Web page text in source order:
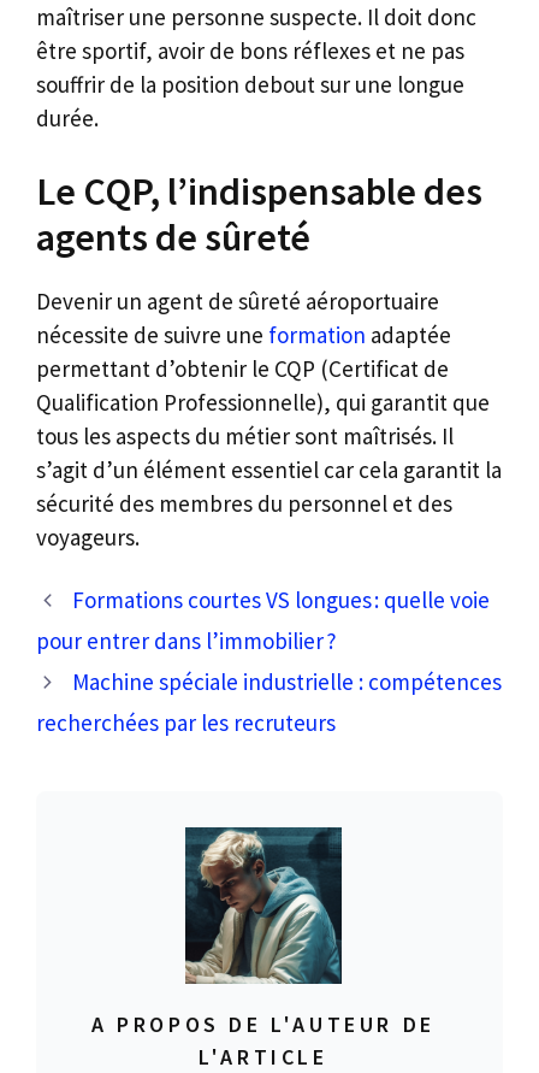
maîtriser une personne suspecte. Il doit donc
être sportif, avoir de bons réflexes et ne pas
souffrir de la position debout sur une longue
durée.
Le CQP, l’indispensable des
agents de sûreté
Devenir un agent de sûreté aéroportuaire
nécessite de suivre une formation adaptée
permettant d’obtenir le CQP (Certificat de
Qualification Professionnelle), qui garantit que
tous les aspects du métier sont maîtrisés. Il
s’agit d’un élément essentiel car cela garantit la
sécurité des membres du personnel et des
voyageurs.
Formations courtes VS longues : quelle voie
pour entrer dans l’immobilier ?
Machine spéciale industrielle : compétences
recherchées par les recruteurs
A PROPOS DE L'AUTEUR DE
L'ARTICLE